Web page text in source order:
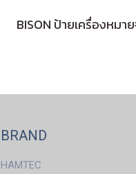
BRAND
HAMTEC